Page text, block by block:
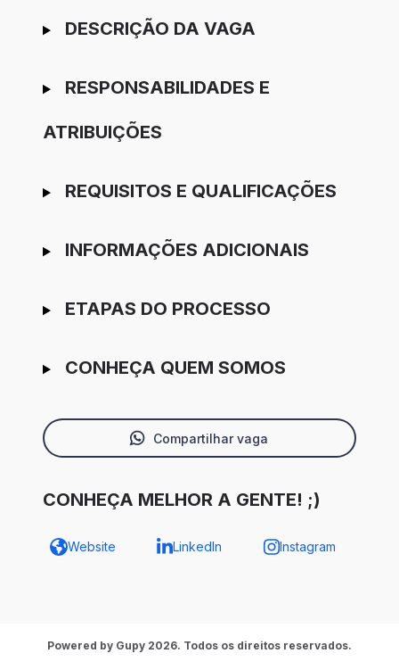
Ir para candidatura
DESCRIÇÃO DA VAGA
RESPONSABILIDADES E
ATRIBUIÇÕES
REQUISITOS E QUALIFICAÇÕES
INFORMAÇÕES ADICIONAIS
ETAPAS DO PROCESSO
CONHEÇA QUEM SOMOS
Compartilhar vaga
CONHEÇA MELHOR A GENTE! ;)
Website LinkedIn Instagram
Powered by Gupy 2026. Todos os direitos reservados.